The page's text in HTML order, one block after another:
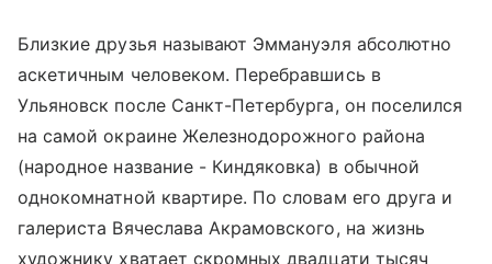
Близкие друзья называют Эммануэля абсолютно
аскетичным человеком. Перебравшись в
Ульяновск после Санкт-Петербурга, он поселился
на самой окраине Железнодорожного района
(народное название - Киндяковка) в обычной
однокомнатной квартире. По словам его друга и
галериста Вячеслава Акрамовского, на жизнь
художнику хватает скромных двадцати тысяч